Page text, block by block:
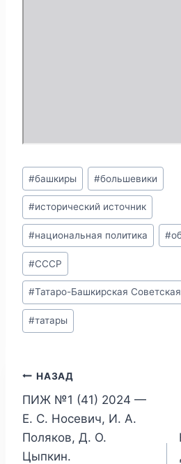
Метки
записи:
#башкиры #большевики
#исторический источник
#национальная политика #
#СССР
#Татаро-Башкирская
#татары
Навигация
по
записям
НАЗАД
ПИЖ №1 (41) 2024 —
Е. С. Носевич, И. А.
Поляков, Д. О.
Цыпкин.